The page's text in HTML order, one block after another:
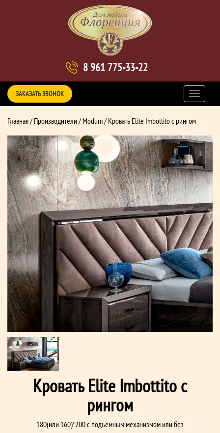
8 961 775-33-22
ЗАКАЗАТЬ ЗВОНОК
Главная/ Производители / Modum/ Кровать Elite Imbottito с рингом
Кровать Elite Imbottito с
рингом
180(или 160)*200 с подъемным механизмом или без